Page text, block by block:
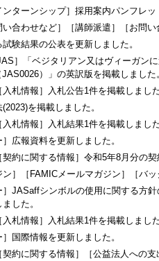
ンターンシップ］採用案内パンフレ
い合わせなど］［講師派遣］［お問
験結果の公表を更新しました。
］「ベジタリアン又はヴィーガン
）」の英訳版を掲載しました
入札情報］入札公告1件を掲載しました
を掲載しました。
入札情報］入札結果1件を掲載しました
］広報資料を更新しました。
契約に関する情報］令和5年8月分の
ン］［FAMICメールマガジン］［バ
］JASaffシンボルの使用に関する方
した。
入札情報］入札結果1件を掲載しました
］国際情報を更新しました。
契約に関する情報］［公益法人への